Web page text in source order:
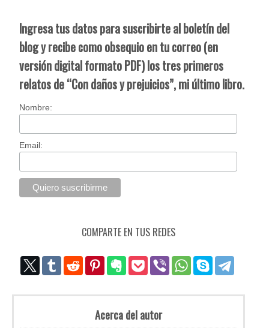
Ingresa tus datos para suscribirte al boletín del
blog y recibe como obsequio en tu correo (en
versión digital formato PDF) los tres primeros
relatos de “Con daños y prejuicios”, mi último libro.
Nombre:
Email:
COMPARTE EN TUS REDES
Acerca del autor